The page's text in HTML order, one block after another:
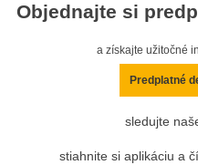
Objednajte si
a získajte užitočné
Predplatné
sledujte
stiahnite si aplikáciu a